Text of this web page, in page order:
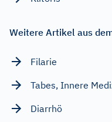
Weitere Artikel aus
Filarie
Tabes, Innere
Diarrhö